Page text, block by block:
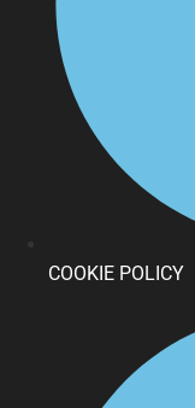
COOKIE POLICY